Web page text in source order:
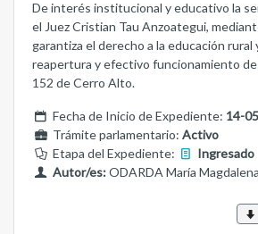
De interés institucional y educativo la
el Juez Cristian Tau Anzoategui,
garantiza el derecho a la educación rural
reapertura y efectivo funcionamiento de
152 de Cerro Alto.
Fecha de Inicio de Expediente: 14-
Trámite parlamentario: Activo
Etapa del Expediente:
Ingresado
Autor/es:ODARDA María Magdalena